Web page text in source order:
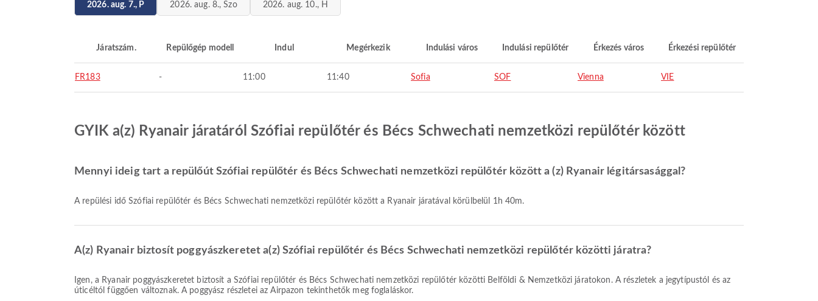
2026. aug. 7., P 2026. aug. 8., Szo 2026. aug. 10., H
Járatszám. Repülőgép modell Indul Megérkezik Indulási város Indulási repülőtér Érkezés város Érkezési repülőtér
FR183 - 11:00 11:40 Sofia SOF Vienna VIE
GYIK a(z) Ryanair járatáról Szófiai repülőtér és Bécs Schwechati nemzetközi repülőtér között
Mennyi ideig tart a repülőút Szófiai repülőtér és Bécs Schwechati nemzetközi repülőtér között a (z) Ryanair légitársasággal?
A repülési idő Szófiai repülőtér és Bécs Schwechati nemzetközi repülőtér között a Ryanair járatával körülbelül 1h 40m.
A(z) Ryanair biztosít poggyászkeretet a(z) Szófiai repülőtér és Bécs Schwechati nemzetközi repülőtér közötti járatra?
Igen, a Ryanair poggyászkeretet biztosít a Szófiai repülőtér és Bécs Schwechati nemzetközi repülőtér közötti Belföldi & Nemzetközi járatokon. A részletek a jegytípustól és az
úticéltól függően változnak. A poggyász részletei az Airpazon tekinthetők meg foglaláskor.